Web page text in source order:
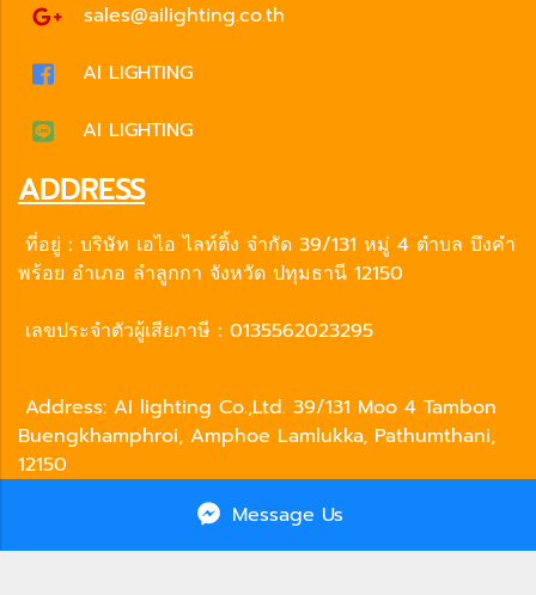
Message Us
sales@ailighting.co.th
AI LIGHTING
AI LIGHTING
ADDRESS
ที่อยู่：บริษัท เอไอ ไลท์ติ้ง จำกัด 39/131 หมู่ 4 ตำบล บึงคำ
พร้อย อำเภอ ลำลูกกา จังหวัด ปทุมธานี 12150
เลขประจำตัวผู้เสียภาษี：0135562023295
Address: AI lighting Co.,Ltd. 39/131 Moo 4 Tambon
Buengkhamphroi, Amphoe Lamlukka, Pathumthani,
12150
Tax ID : 0135562023295